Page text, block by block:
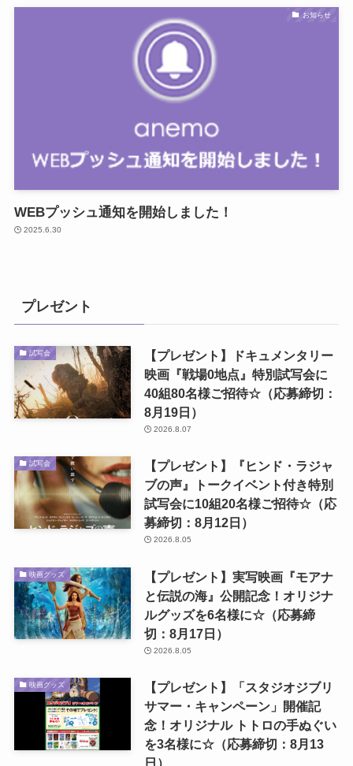
お知らせ
WEBプッシュ通知を開始しました！
2025.6.30
プレゼント
試写会
【プレゼント】ドキュメンタリー
映画『戦場0地点』特別試写会に
40組80名様ご招待☆（応募締切：
8月19日）
2026.8.07
試写会
【プレゼント】『ヒンド・ラジャ
ブの声』トークイベント付き特別
試写会に10組20名様ご招待☆（応
募締切：8月12日）
2026.8.05
映画グッズ
【プレゼント】実写映画『モアナ
と伝説の海』公開記念！オリジナ
ルグッズを6名様に☆（応募締
切：8月17日）
2026.8.05
映画グッズ
【プレゼント】「スタジオジブリ
サマー・キャンペーン」開催記
念！オリジナル トトロの手ぬぐい
を3名様に☆（応募締切：8月13
日）